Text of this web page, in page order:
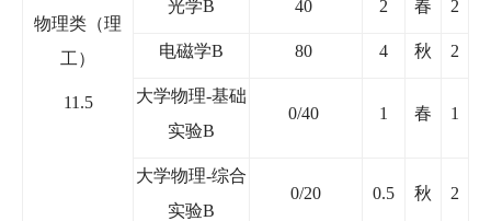
物理类（理
工）
11.5
光学B 40 2 春 2
电磁学B 80 4 秋 2
大学物理-基础
实验B
0/40 1 春 1
大学物理-综合
实验B
0/20 0.5 秋 2